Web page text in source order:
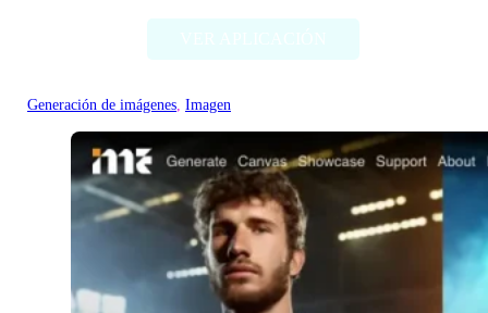
Generación de imágenes, Imagen